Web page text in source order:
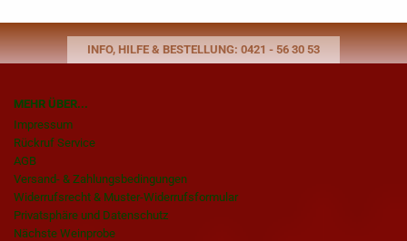
INFO, HILFE & BESTELLUNG: 0421 - 56 30 53
MEHR ÜBER...
Impressum
Rückruf Service
AGB
Versand- & Zahlungsbedingungen
Widerrufsrecht & Muster-Widerrufsformular
Privatsphäre und Datenschutz
Nächste Weinprobe